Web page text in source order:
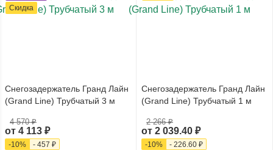
Скидка
Снегозадержатель Гранд Лайн
(Grand Line) Трубчатый 3 м
от 4 113 ₽
4 570 ₽
-10% - 457 ₽
Снегозадержатель Гранд Лайн
(Grand Line) Трубчатый 1 м
от 2 039.40 ₽
2 266 ₽
-10% - 226.60 ₽